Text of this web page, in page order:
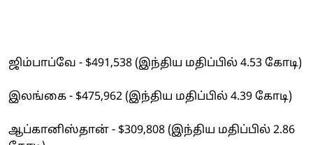
ஜிம்பாப்வே - $491,538 (இந்திய மதிப்பில் 4.53 கோடி)
இலங்கை - $475,962 (இந்திய மதிப்பில் 4.39 கோடி)
ஆப்கானிஸ்தான் - $309,808 (இந்திய மதிப்பில் 2.86